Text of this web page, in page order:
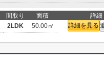
間取り 面積 詳細
2LDK 50.00㎡ 詳細を見る